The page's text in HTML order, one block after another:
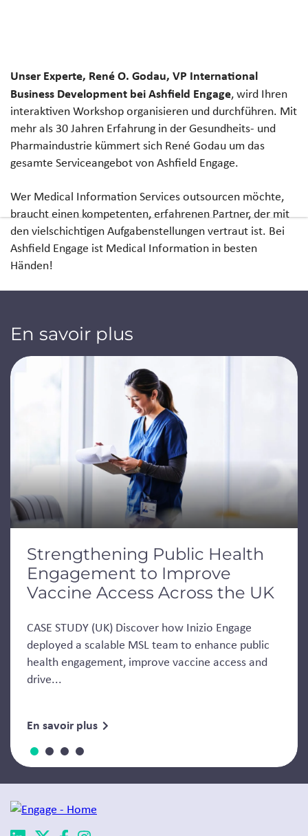
Unser Experte, René O. Godau, VP International
Business Development bei Ashfield Engage, wird Ihren
interaktiven Workshop organisieren und durchführen. Mit
mehr als 30 Jahren Erfahrung in der Gesundheits- und
Pharmaindustrie kümmert sich René Godau um das
gesamte Serviceangebot von Ashfield Engage.
Wer Medical Information Services outsourcen möchte,
braucht einen kompetenten, erfahrenen Partner, der mit
den vielschichtigen Aufgabenstellungen vertraut ist. Bei
Ashfield Engage ist Medical Information in besten
Händen!
En savoir plus
Jump to a slide with the slide dots.
Strengthening Public Health
Engagement to Improve
Vaccine Access Across the UK
CASE STUDY (UK) Discover how Inizio Engage
deployed a scalable MSL team to enhance public
health engagement, improve vaccine access and
drive...
En savoir plus